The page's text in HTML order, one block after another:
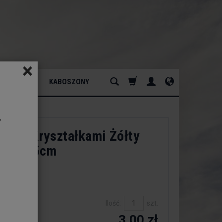
× KABOSZONY
z Kryształkami Żółty
15cm